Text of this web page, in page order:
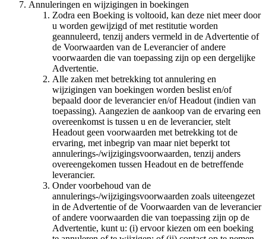
Annuleringen en wijzigingen in boekingen
Zodra een Boeking is voltooid, kan deze niet meer door
u worden gewijzigd of met restitutie worden
geannuleerd, tenzij anders vermeld in de Advertentie of
de Voorwaarden van de Leverancier of andere
voorwaarden die van toepassing zijn op een dergelijke
Advertentie.
Alle zaken met betrekking tot annulering en
wijzigingen van boekingen worden beslist en/of
bepaald door de leverancier en/of Headout (indien van
toepassing). Aangezien de aankoop van de ervaring een
overeenkomst is tussen u en de leverancier, stelt
Headout geen voorwaarden met betrekking tot de
ervaring, met inbegrip van maar niet beperkt tot
annulerings-/wijzigingsvoorwaarden, tenzij anders
overeengekomen tussen Headout en de betreffende
leverancier.
Onder voorbehoud van de
annulerings-/wijzigingsvoorwaarden zoals uiteengezet
in de Advertentie of de Voorwaarden van de leverancier
of andere voorwaarden die van toepassing zijn op de
Advertentie, kunt u: (i) ervoor kiezen om een boeking